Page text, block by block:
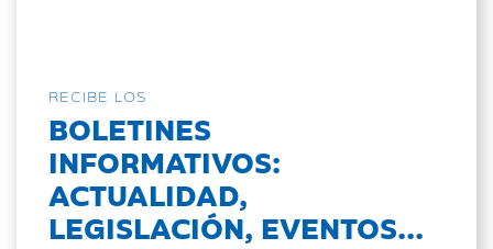
RECIBE LOS
BOLETINES
INFORMATIVOS:
ACTUALIDAD,
LEGISLACIÓN, EVENTOS...